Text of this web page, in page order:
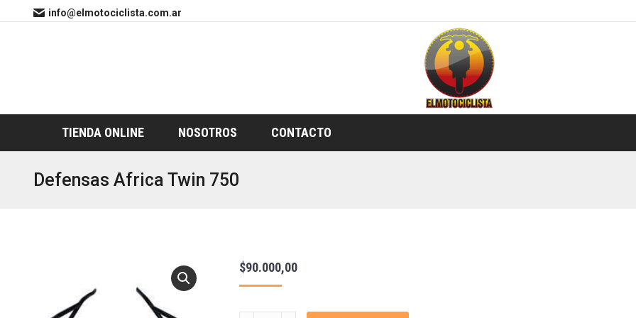
info@elmotociclista.com.ar
TIENDA ONLINE NOSOTROS CONTACTO
Defensas Africa Twin 750
$90.000,00